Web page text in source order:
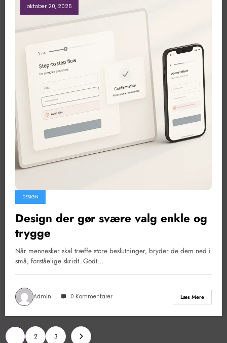
oktober 20, 2025
DESIGN
Design der gør svære valg enkle og
trygge
Når mennesker skal træffe store beslutninger, bryder de dem ned i
små, forståelige skridt. Godt…
Admin 0 Kommentarer Læs Mere
Indlægsinddeling
2 3